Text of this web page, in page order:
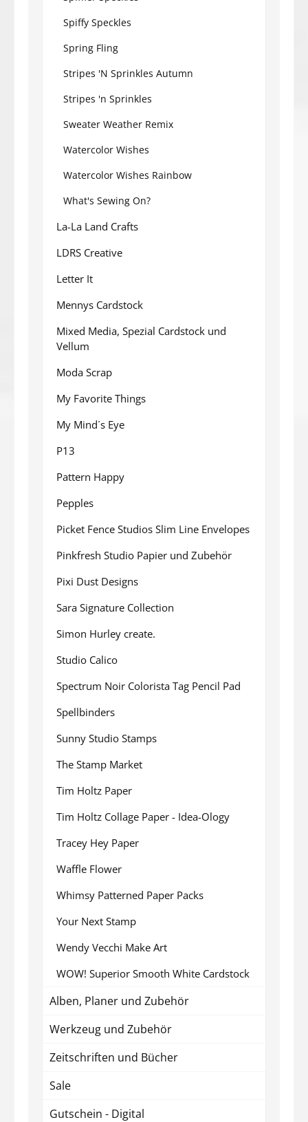
Spiffy Speckles
Spring Fling
Stripes 'N Sprinkles Autumn
Stripes 'n Sprinkles
Sweater Weather Remix
Watercolor Wishes
Watercolor Wishes Rainbow
What's Sewing On?
La-La Land Crafts
LDRS Creative
Letter It
Mennys Cardstock
Mixed Media, Spezial Cardstock und
Vellum
Moda Scrap
My Favorite Things
My Mind´s Eye
P13
Pattern Happy
Pepples
Picket Fence Studios Slim Line Envelopes
Pinkfresh Studio Papier und Zubehör
Pixi Dust Designs
Sara Signature Collection
Simon Hurley create.
Studio Calico
Spectrum Noir Colorista Tag Pencil Pad
Spellbinders
Sunny Studio Stamps
The Stamp Market
Tim Holtz Paper
Tim Holtz Collage Paper - Idea-Ology
Tracey Hey Paper
Waffle Flower
Whimsy Patterned Paper Packs
Your Next Stamp
Wendy Vecchi Make Art
WOW! Superior Smooth White Cardstock
Alben, Planer und Zubehör
Werkzeug und Zubehör
Zeitschriften und Bücher
Sale
Gutschein - Digital